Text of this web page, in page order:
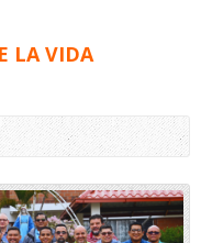
LA VIDA